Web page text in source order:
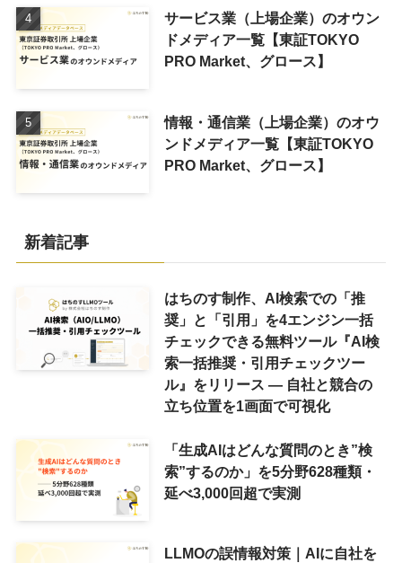
サービス業（上場企業）のオウン
ドメディア一覧【東証TOKYO
PRO Market、グロース】
情報・通信業（上場企業）のオウ
ンドメディア一覧【東証TOKYO
PRO Market、グロース】
新着記事
はちのす制作、AI検索での「推
奨」と「引用」を4エンジン一括
チェックできる無料ツール『AI検
索一括推奨・引用チェックツー
ル』をリリース ― 自社と競合の
立ち位置を1画面で可視化
「生成AIはどんな質問のとき”検
索”するのか」を5分野628種類・
延べ3,000回超で実測
LLMOの誤情報対策｜AIに自社を